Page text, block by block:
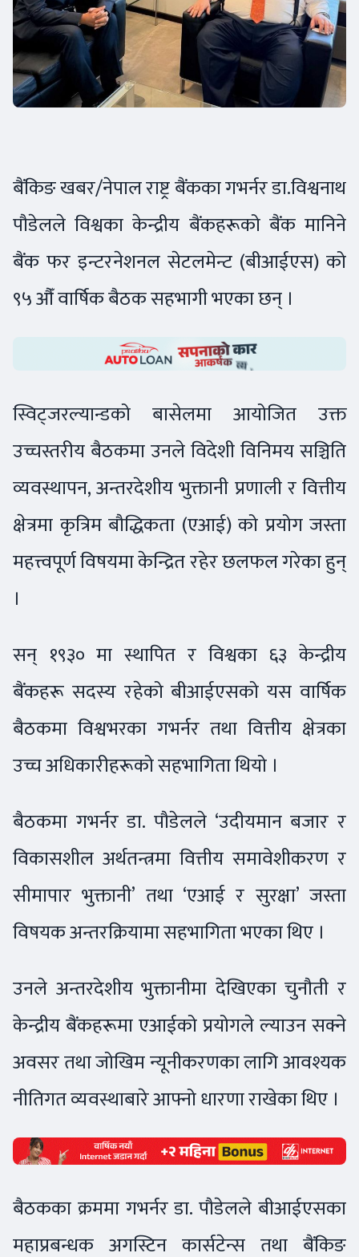
बैंकिङ खबर/नेपाल राष्ट्र बैंकका गभर्नर डा.विश्वनाथ
पौडेलले विश्वका केन्द्रीय बैंकहरूको बैंक मानिने
बैंक फर इन्टरनेशनल सेटलमेन्ट (बीआईएस) को
९५ औँ वार्षिक बैठक सहभागी भएका छन् ।
स्विट्जरल्यान्डको बासेलमा आयोजित उक्त
उच्चस्तरीय बैठकमा उनले विदेशी विनिमय सञ्चिति
व्यवस्थापन, अन्तरदेशीय भुक्तानी प्रणाली र वित्तीय
क्षेत्रमा कृत्रिम बौद्धिकता (एआई) को प्रयोग जस्ता
महत्त्वपूर्ण विषयमा केन्द्रित रहेर छलफल गरेका हुन्
।
सन् १९३० मा स्थापित र विश्वका ६३ केन्द्रीय
बैंकहरू सदस्य रहेको बीआईएसको यस वार्षिक
बैठकमा विश्वभरका गभर्नर तथा वित्तीय क्षेत्रका
उच्च अधिकारीहरूको सहभागिता थियो ।
बैठकमा गभर्नर डा. पौडेलले ‘उदीयमान बजार र
विकासशील अर्थतन्त्रमा वित्तीय समावेशीकरण र
सीमापार भुक्तानी’ तथा ‘एआई र सुरक्षा’ जस्ता
विषयक अन्तरक्रियामा सहभागिता भएका थिए ।
उनले अन्तरदेशीय भुक्तानीमा देखिएका चुनौती र
केन्द्रीय बैंकहरूमा एआईको प्रयोगले ल्याउन सक्ने
अवसर तथा जोखिम न्यूनीकरणका लागि आवश्यक
नीतिगत व्यवस्थाबारे आफ्नो धारणा राखेका थिए ।
बैठकका क्रममा गभर्नर डा. पौडेलले बीआईएसका
महाप्रबन्धक अगस्टिन कार्सटेन्स तथा बैंकिङ